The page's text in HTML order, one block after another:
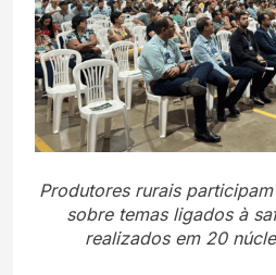
Produtores rurais
sobre temas ligados à
realizados em 20